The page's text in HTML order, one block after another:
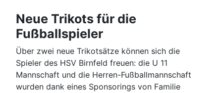
Neue Trikots für die
Fußballspieler
Über zwei neue Trikotsätze können sich die
Spieler des HSV Birnfeld freuen: die U 11
Mannschaft und die Herren-Fußballmannschaft
wurden dank eines Sponsorings von Familie